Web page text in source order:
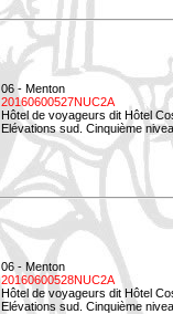
06 - Menton
20160600527NUC2A
Hôtel de voyageurs dit Hôtel
Elévations sud. Cinquième
06 - Menton
20160600528NUC2A
Hôtel de voyageurs dit Hôtel
Elévations sud. Cinquième